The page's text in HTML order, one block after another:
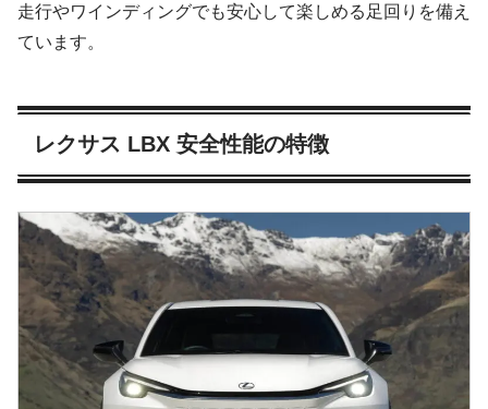
走行やワインディングでも安心して楽しめる足回りを備え
ています。
レクサス LBX 安全性能の特徴